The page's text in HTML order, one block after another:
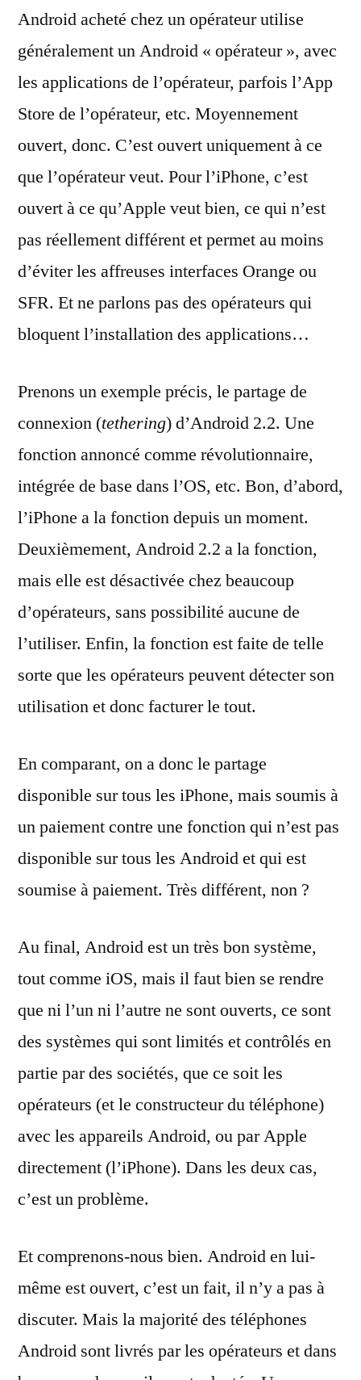
Android acheté chez un opérateur utilise
généralement un Android « opérateur », avec
les applications de l’opérateur, parfois l’App
Store de l’opérateur, etc. Moyennement
ouvert, donc. C’est ouvert uniquement à ce
que l’opérateur veut. Pour l’iPhone, c’est
ouvert à ce qu’Apple veut bien, ce qui n’est
pas réellement différent et permet au moins
d’éviter les affreuses interfaces Orange ou
SFR. Et ne parlons pas des opérateurs qui
bloquent l’installation des applications…
Prenons un exemple précis, le partage de
connexion (tethering) d’Android 2.2. Une
fonction annoncé comme révolutionnaire,
intégrée de base dans l’OS, etc. Bon, d’abord,
l’iPhone a la fonction depuis un moment.
Deuxièmement, Android 2.2 a la fonction,
mais elle est désactivée chez beaucoup
d’opérateurs, sans possibilité aucune de
l’utiliser. Enfin, la fonction est faite de telle
sorte que les opérateurs peuvent détecter son
utilisation et donc facturer le tout.
En comparant, on a donc le partage
disponible sur tous les iPhone, mais soumis à
un paiement contre une fonction qui n’est pas
disponible sur tous les Android et qui est
soumise à paiement. Très différent, non ?
Au final, Android est un très bon système,
tout comme iOS, mais il faut bien se rendre
que ni l’un ni l’autre ne sont ouverts, ce sont
des systèmes qui sont limités et contrôlés en
partie par des sociétés, que ce soit les
opérateurs (et le constructeur du téléphone)
avec les appareils Android, ou par Apple
directement (l’iPhone). Dans les deux cas,
c’est un problème.
Et comprenons-nous bien. Android en lui-
même est ouvert, c’est un fait, il n’y a pas à
discuter. Mais la majorité des téléphones
Android sont livrés par les opérateurs et dans